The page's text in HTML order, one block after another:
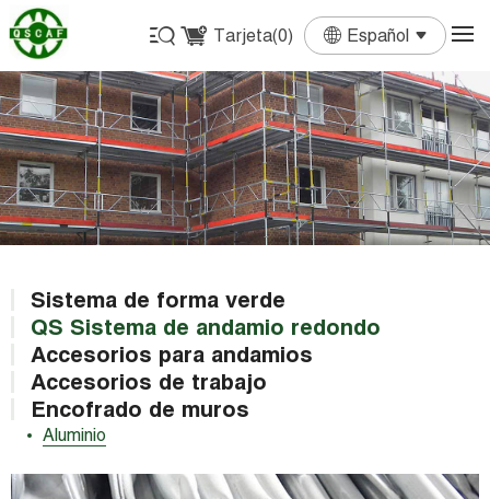
Tarjeta(0) Español
English
Français
Deutsch
Español
Português
Sistema de forma verde
QS Sistema de andamio redondo
Aluminio
Accesorios para andamios
Accesorios de trabajo
Encofrado de muros